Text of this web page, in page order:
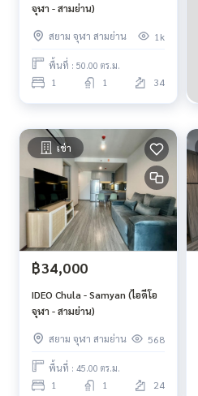
จุฬา - สามย่าน)
สยาม จุฬา สามย่าน 1k
พื้นที่ : 50.00 ตร.ม.
1 1 34
เช่า
฿34,000
IDEO Chula - Samyan (ไอดีโอ
จุฬา - สามย่าน)
สยาม จุฬา สามย่าน 568
พื้นที่ : 45.00 ตร.ม.
1 1 24